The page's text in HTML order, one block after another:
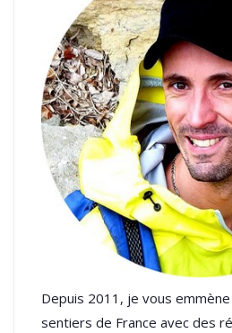
Depuis 2011, je vous
sentiers de France avec des